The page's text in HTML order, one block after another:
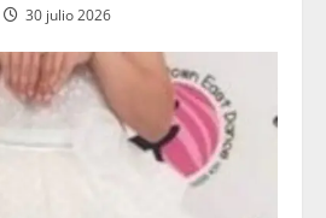
30 julio 2026